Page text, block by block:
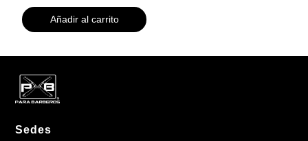
Añadir al carrito
Sedes